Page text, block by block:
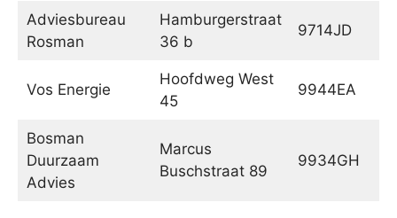
Adviesbureau
Rosman
Hamburgerstraat
36 b
9714JD
Vos Energie
Hoofdweg West
45
9944EA
Bosman
Duurzaam
Advies
Marcus
Buschstraat 89
9934GH